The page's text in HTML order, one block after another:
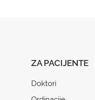
ZA PACIJENTE
Doktori